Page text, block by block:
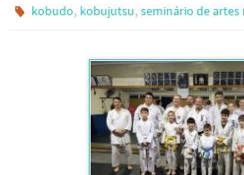
kobudo, kobujutsu,seminário de artes